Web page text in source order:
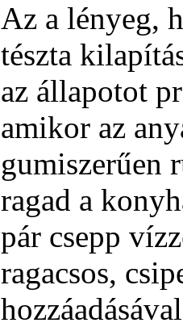
Az a lényeg,
tészta
az állapotot
amikor az
gumiszerűen
ragad a
pár csepp
ragacsos,